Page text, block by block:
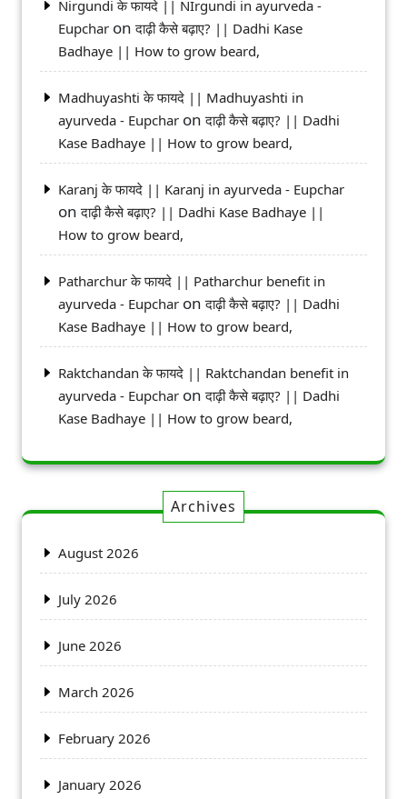
Nirgundi के फायदे || NIrgundi in ayurveda -
Eupchar onदाढ़ी कैसे बढ़ाए? || Dadhi Kase
Badhaye || How to grow beard,
Madhuyashti के फायदे || Madhuyashti in
ayurveda - Eupchar onदाढ़ी कैसे बढ़ाए? || Dadhi
Kase Badhaye || How to grow beard,
Karanj के फायदे || Karanj in ayurveda - Eupchar
onदाढ़ी कैसे बढ़ाए? || Dadhi Kase Badhaye ||
How to grow beard,
Patharchur के फायदे || Patharchur benefit in
ayurveda - Eupchar onदाढ़ी कैसे बढ़ाए? || Dadhi
Kase Badhaye || How to grow beard,
Raktchandan के फायदे || Raktchandan benefit in
ayurveda - Eupchar onदाढ़ी कैसे बढ़ाए? || Dadhi
Kase Badhaye || How to grow beard,
Archives
August 2026
July 2026
June 2026
March 2026
February 2026
January 2026